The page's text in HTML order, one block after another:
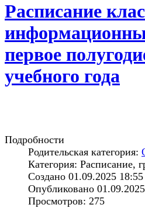
Расписание
первое
учебного года
Подробности
Родительская категория:
Категория: Расписание,
Создано 01.09.2025 18:55
Опубликовано
Просмотров: 275